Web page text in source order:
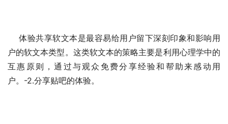
户的软文本类型。这类软文本的策略主要是利用心理学中的
互惠原则，通过与观众免费分享经验和帮助来感动用
户。-2.分享贴吧的体验。